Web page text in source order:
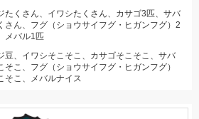
たくさん、イワシたくさん、カサゴ3匹、サバ
さん、フグ（ショウサイフグ・ヒガンフグ）2
メバル1匹
豆、イワシそこそこ、カサゴそこそこ、サバ
そこ、フグ（ショウサイフグ・ヒガンフグ）
そこ、メバルナイス